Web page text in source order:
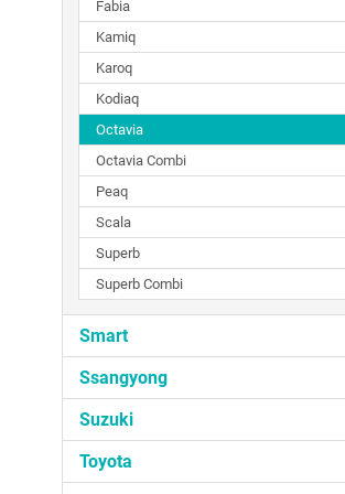
Fabia
Kamiq
Karoq
Kodiaq
Octavia
Octavia Combi
Peaq
Scala
Superb
Superb Combi
Smart
Ssangyong
Suzuki
Toyota